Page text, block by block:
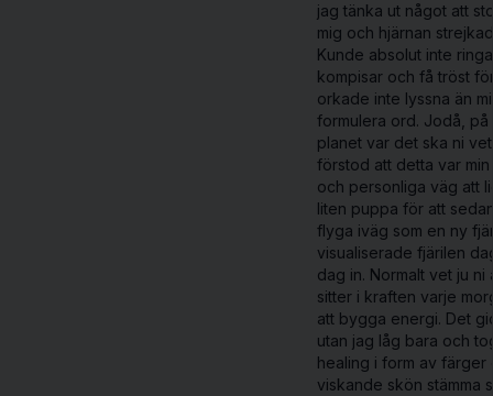
jag tänka ut något att
mig och hjärnan
Kunde absolut inte ringa
kompisar och få tröst
orkade inte lyssna än
formulera ord. Jodå, på
planet var det ska ni
förstod att detta var
och personliga väg att
liten puppa för att
flyga iväg som en ny
visualiserade fjärilen
dag in. Normalt vet ju ni
sitter i kraften varje
att bygga energi. Det
utan jag låg bara och
healing i form av färger
viskande skön stämma